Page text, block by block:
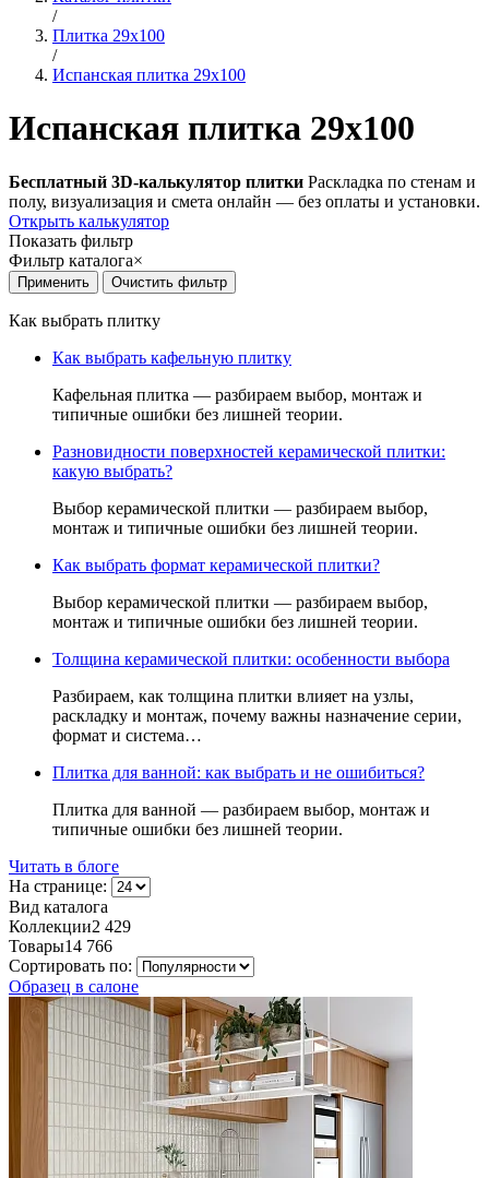
/
Плитка 29x100
/
Испанская плитка 29x100
Испанская плитка 29x100
Бесплатный 3D-калькулятор плитки Раскладка по стенам и
полу, визуализация и смета онлайн — без оплаты и установки.
Открыть калькулятор
Показать фильтр
Фильтр каталога×
Как выбрать плитку
Как выбрать кафельную плитку
Кафельная плитка — разбираем выбор, монтаж и
типичные ошибки без лишней теории.
Разновидности поверхностей керамической плитки:
какую выбрать?
Выбор керамической плитки — разбираем выбор,
монтаж и типичные ошибки без лишней теории.
Как выбрать формат керамической плитки?
Выбор керамической плитки — разбираем выбор,
монтаж и типичные ошибки без лишней теории.
Толщина керамической плитки: особенности выбора
Разбираем, как толщина плитки влияет на узлы,
раскладку и монтаж, почему важны назначение серии,
формат и система…
Плитка для ванной: как выбрать и не ошибиться?
Плитка для ванной — разбираем выбор, монтаж и
типичные ошибки без лишней теории.
Читать в блоге
На странице:
Вид каталога
Коллекции2 429
Товары14 766
Сортировать по:
Образец в салоне